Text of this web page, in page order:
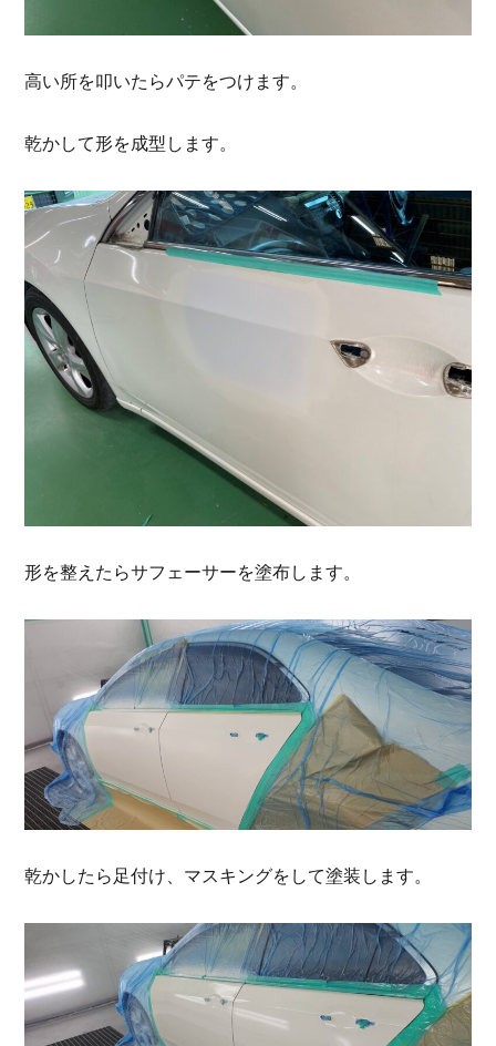
高い所を叩いたらパテをつけます。
乾かして形を成型します。
形を整えたらサフェーサーを塗布します。
乾かしたら足付け、マスキングをして塗装します。